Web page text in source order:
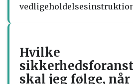
Hvilke
skal jeg følge,